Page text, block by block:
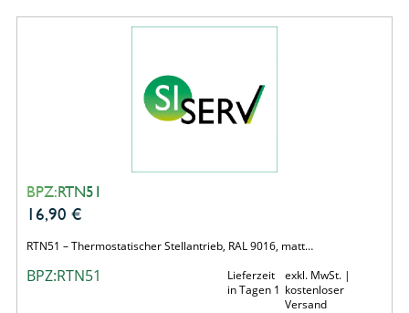
BPZ:RTN51
16,90 €
RTN51 – Thermostatischer Stellantrieb, RAL 9016, matt…
BPZ:RTN51
Lieferzeit
in Tagen 1
exkl. MwSt. |
kostenloser
Versand